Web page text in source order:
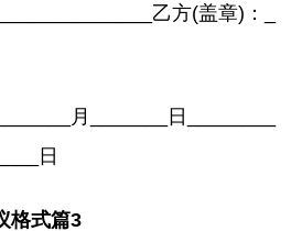
乙方(盖章)：_
月_______日________
日
格式篇3